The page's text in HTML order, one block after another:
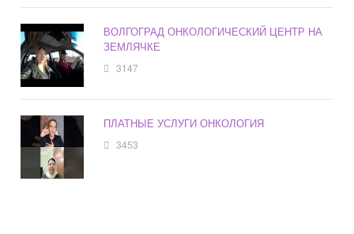
ВОЛГОГРАД ОНКОЛОГИЧЕСКИЙ ЦЕНТР НА
ЗЕМЛЯЧКЕ
3147
ПЛАТНЫЕ УСЛУГИ ОНКОЛОГИЯ
3453